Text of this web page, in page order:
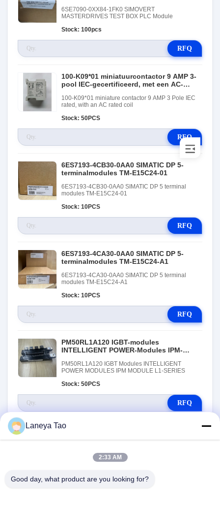
6SE7090-0XX84-1FK0 SIMOVERT
MASTERDRIVES TEST BOX PLC Module
Stock: 100pcs
RFQ
100-K09*01 miniatuurcontactor 9 AMP 3-
pool IEC-gecertificeerd, met een AC-
100-K09*01 miniature contactor 9 AMP 3 Pole IEC
rated, with an AC rated coil
Stock: 50PCS
RFQ
6ES7193-4CB30-0AA0 SIMATIC DP 5-
terminalmodules TM-E15C24-01
6ES7193-4CB30-0AA0 SIMATIC DP 5 terminal
modules TM-E15C24-01
Stock: 10PCS
RFQ
6ES7193-4CA30-0AA0 SIMATIC DP 5-
terminalmodules TM-E15C24-A1
6ES7193-4CA30-0AA0 SIMATIC DP 5 terminal
modules TM-E15C24-A1
Stock: 10PCS
RFQ
PM50RL1A120 IGBT-modules
INTELLIGENT POWER-Modules IPM-
PM50RL1A120 IGBT Modules INTELLIGENT
POWER MODULES IPM MODULE L1-SERIES
Stock: 50PCS
RFQ
Laneya Tao
2:33 AM
Good day, what product are you looking for?